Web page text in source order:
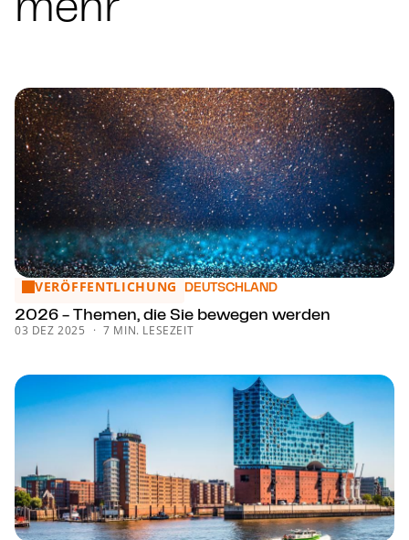
2026 - Themen, die Sie bewegen werden
VERÖFFENTLICHUNG DEUTSCHLAND
2026 - Themen, die Sie bewegen werden
03 DEZ 2025 7 MIN. LESEZEIT